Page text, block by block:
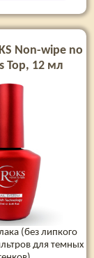
Non-wipe no
Top, 12 мл
(без липкого
для темных